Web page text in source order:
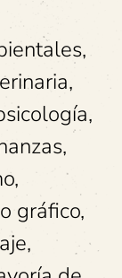
gráfico,